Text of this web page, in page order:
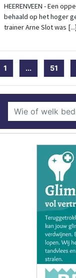
HEERENVEEN - Een
behaald op het hoger
trainer Arne Slot was [...]
1 ... 51